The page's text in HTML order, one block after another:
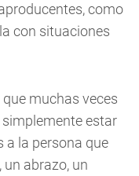
como
con situaciones
muchas veces
estar
a la persona que
abrazo, un